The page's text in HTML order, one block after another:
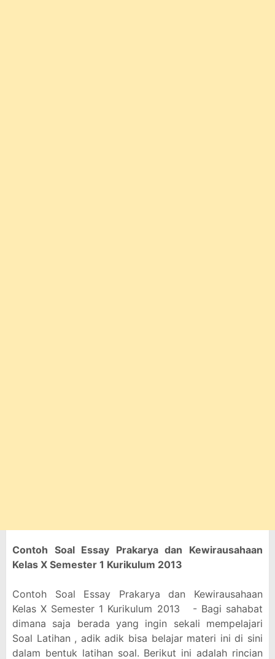
Contoh Soal Essay Prakarya dan Kewirausahaan
Kelas X Semester 1 Kurikulum 2013
Contoh Soal Essay Prakarya dan Kewirausahaan
Kelas X Semester 1 Kurikulum 2013 - Bagi sahabat
dimana saja berada yang ingin sekali mempelajari
Soal Latihan , adik adik bisa belajar materi ini di sini
dalam bentuk latihan soal. Berikut ini adalah rincian